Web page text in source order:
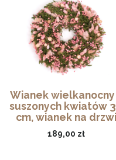
Wianek wielkanocny
suszonych kwiatów
cm, wianek na drzwi
189,00 zł